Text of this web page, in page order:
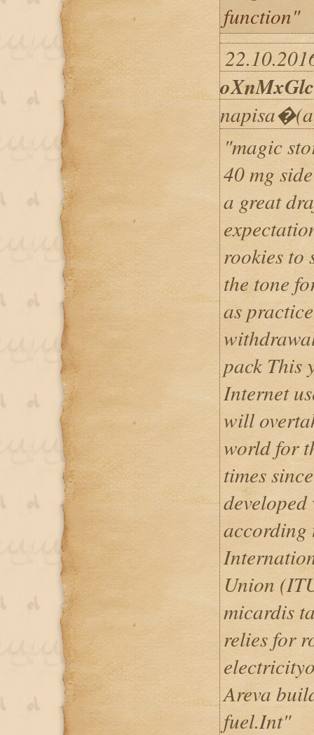
function"
oXnMxGlc
"magic
40 mg
a great
rookies to
the tone
as
pack This
Internet
will
world for
times
according
Union
micardis
relies for
Areva
fuel.Int"